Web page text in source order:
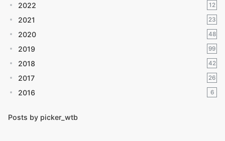
2022 12
2021 23
2020 48
2019 99
2018 42
2017 26
2016 6
Posts by picker_wtb